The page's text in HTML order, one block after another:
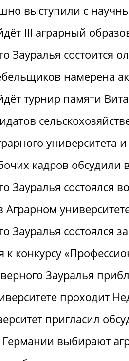
выступили с
III аграрный
Зауралья состоится
намерена
турнир памяти
кадров
Зауралья состоялся
Аграрном
Зауралья
к конкурсу
Зауралья
проходит
пригласил
выбирают